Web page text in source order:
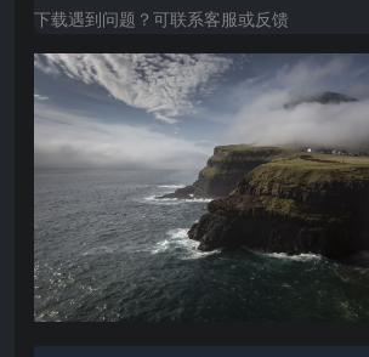
下载遇到问题？可联系客服或反馈